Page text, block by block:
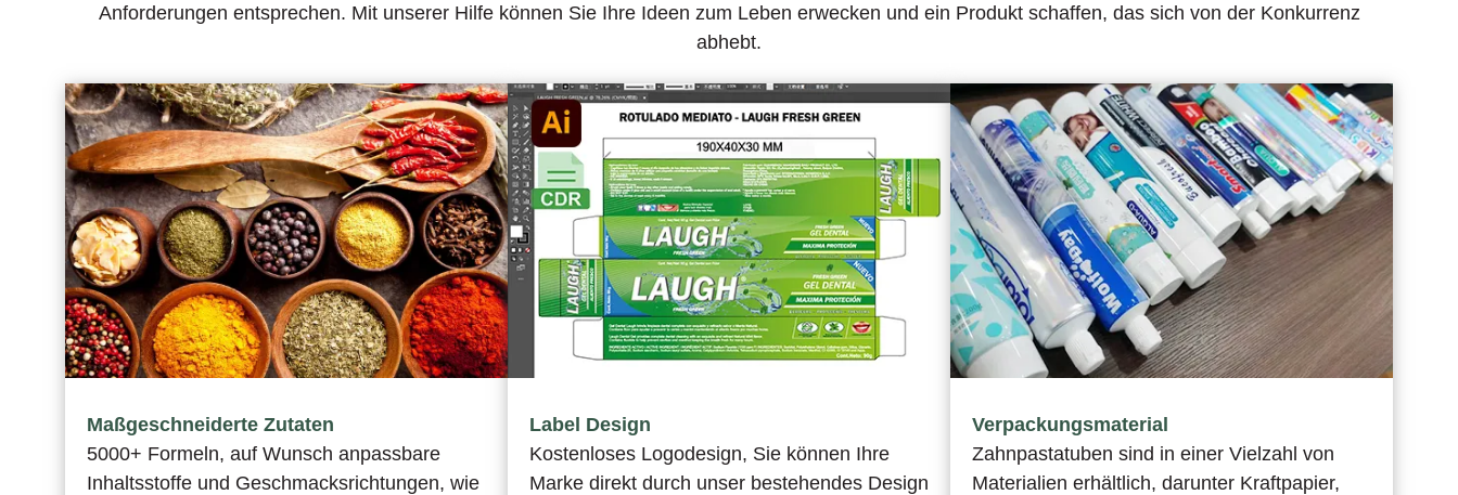
Anforderungen entsprechen. Mit unserer Hilfe können Sie Ihre Ideen zum Leben erwecken und ein Produkt schaffen, das sich von der Konkurrenz
abhebt.
Maßgeschneiderte Zutaten
5000+ Formeln, auf Wunsch anpassbare
Inhaltsstoffe und Geschmacksrichtungen, wie
Label Design
Kostenloses Logodesign, Sie können Ihre
Marke direkt durch unser bestehendes Design
Verpackungsmaterial
Zahnpastatuben sind in einer Vielzahl von
Materialien erhältlich, darunter Kraftpapier,